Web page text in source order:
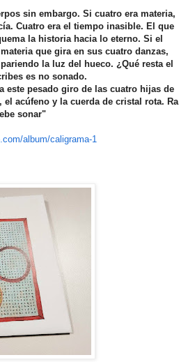
sin embargo. Si cuatro era materia,
Cuatro era el tiempo inasible. El que
la historia hacia lo eterno. Si el
que gira en sus cuatro danzas,
la luz del hueco. ¿Qué resta el
es no sonado.
este pesado giro de las cuatro hijas de
acúfeno y la cuerda de cristal rota. Ra
sonar"
album/caligrama-1